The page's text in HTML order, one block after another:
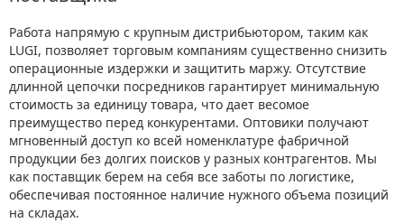
Работа напрямую с крупным дистрибьютором, таким как
LUGI, позволяет торговым компаниям существенно снизить
операционные издержки и защитить маржу. Отсутствие
длинной цепочки посредников гарантирует минимальную
стоимость за единицу товара, что дает весомое
преимущество перед конкурентами. Оптовики получают
мгновенный доступ ко всей номенклатуре фабричной
продукции без долгих поисков у разных контрагентов. Мы
как поставщик берем на себя все заботы по логистике,
обеспечивая постоянное наличие нужного объема позиций
на складах.